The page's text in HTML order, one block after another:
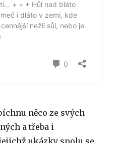
něco ze svých
a třeba i
ukázky spolu se